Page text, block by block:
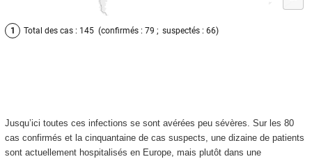
Jusqu’ici toutes ces infections se sont avérées peu sévères. Sur les 80
cas confirmés et la cinquantaine de cas suspects, une dizaine de patients
sont actuellement hospitalisés en Europe, mais plutôt dans une